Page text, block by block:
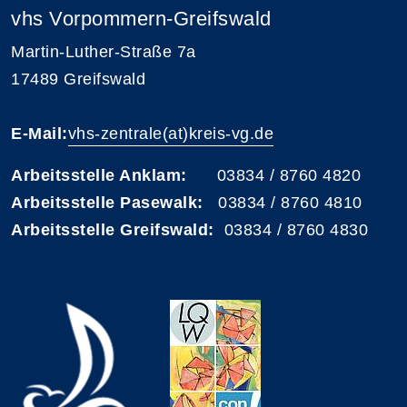
vhs Vorpommern-Greifswald
Martin-Luther-Straße 7a
17489 Greifswald
E-Mail:vhs-zentrale(at)kreis-vg.de
Arbeitsstelle Anklam: 03834 / 8760 4820
Arbeitsstelle Pasewalk: 03834 / 8760 4810
Arbeitsstelle Greifswald: 03834 / 8760 4830